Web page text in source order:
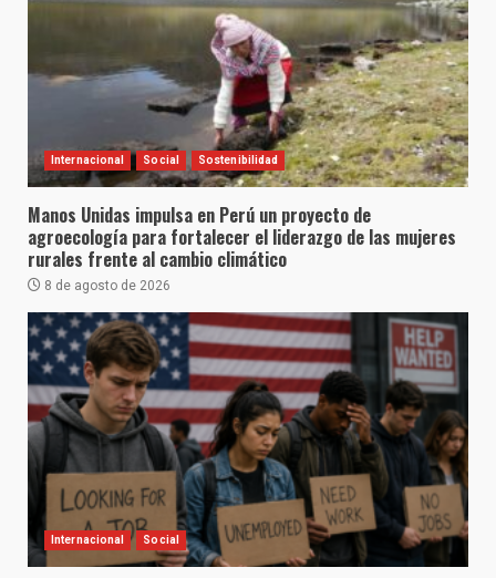
Internacional Social Sostenibilidad
Manos Unidas impulsa en Perú un proyecto de
agroecología para fortalecer el liderazgo de las mujeres
rurales frente al cambio climático
8 de agosto de 2026
Internacional Social